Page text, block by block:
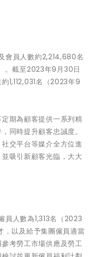
會員人數約2,214,680名
。截至2023年9月30日
1,112,031名（2023年9
期為顧客提供一系列精
同時提升顧客忠誠度。
交平台等媒介全方位進
吸引新顧客光臨，大大
人數為1,313名（2023
，以及給予集團僱員適當
考勞工市場供應及勞工